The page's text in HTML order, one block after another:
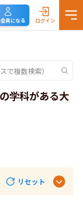
員になる ログイン
学科がある大
リセット